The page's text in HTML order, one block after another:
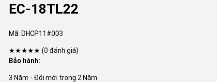
EC-18TL22
Mã: DHCP11#003
★★★★★ (0 đánh giá)
Bảo hành:
3 Năm - Đổi mới trong 2 Năm